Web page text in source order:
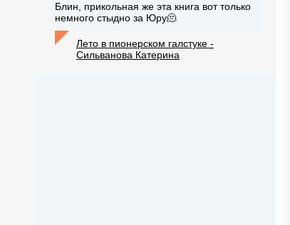
Блин, прикольная же эта книга вот только
немного стыдно за Юру🫠
Лето в пионерском галстуке -
Сильванова Катерина